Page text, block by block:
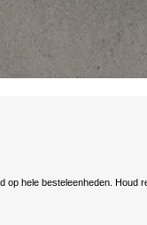
op hele besteleenheden. Houd